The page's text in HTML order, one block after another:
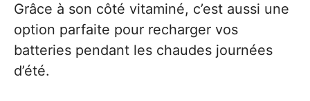
Grâce à son côté vitaminé, c’est aussi une
option parfaite pour recharger vos
batteries pendant les chaudes journées
d’été.